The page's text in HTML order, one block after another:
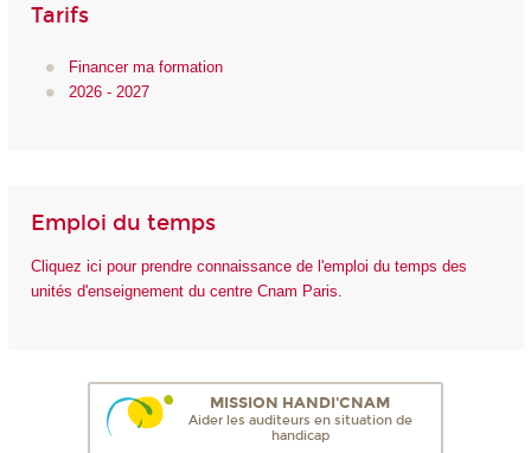
Tarifs
Financer ma formation
2026 - 2027
Emploi du temps
Cliquez ici pour prendre connaissance de l'emploi du temps des
unités d'enseignement du centre Cnam Paris.
MISSION HANDI'CNAM
Aider les auditeurs en situation de
handicap